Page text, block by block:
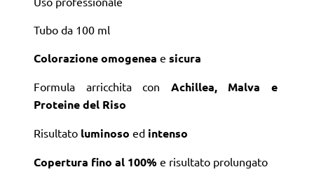
Tubo da 100 ml
Colorazioneomogenea e sicura
Formula arricchita con Achillea, Malva e
Proteine del Riso
Risultato luminoso ed intenso
Copertura fino al 100% e risultato prolungato